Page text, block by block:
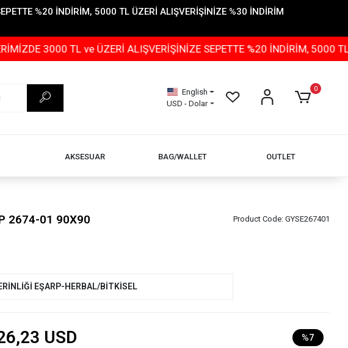
%20 İNDİRİM, 5000 TL ÜZERİ ALIŞVERİŞİNİZE %30 İNDİRİM
3000 TL ve ÜZERİ ALIŞVERİŞİNİZE SEPETTE %20 İNDİRİM, 5000 TL
English
USD - Dolar
0
AKSESUAR BAG/WALLET OUTLET
2674-01 90X90 Product Code: GYSE267401
EŞARP-HERBAL/BİTKİSEL
USD %7